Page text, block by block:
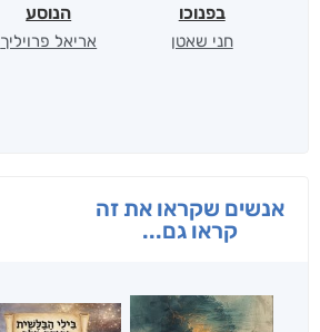
בפנוכו
חני שאטן
הנוסע
אריאל פרויליך
אנשים שקראו את זה
קראו גם...